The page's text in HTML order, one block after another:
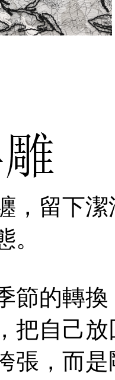
，留下
。
節的轉
把自己
張，而